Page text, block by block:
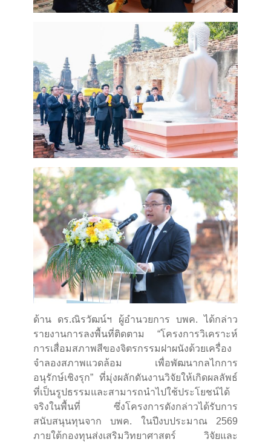
ด้าน ดร.ณิรวัฒน์ฯ ผู้อำนวยการ บพค. ได้กล่าว
รายงานการลงพื้นที่ติดตาม “โครงการวิเคราะห์
การเสื่อมสภาพสีของจิตรกรรมฝาผนังด้วยเครื่อง
จำลองสภาพแวดล้อม เพื่อพัฒนากลไกการ
อนุรักษ์เชิงรุก” ที่มุ่งผลักดันงานวิจัยให้เกิดผลลัพธ์
ที่เป็นรูปธรรมและสามารถนำไปใช้ประโยชน์ได้
จริงในพื้นที่ ซึ่งโครงการดังกล่าวได้รับการ
สนับสนุนทุนจาก บพค. ในปีงบประมาณ 2569
ภายใต้กองทุนส่งเสริมวิทยาศาสตร์ วิจัยและ